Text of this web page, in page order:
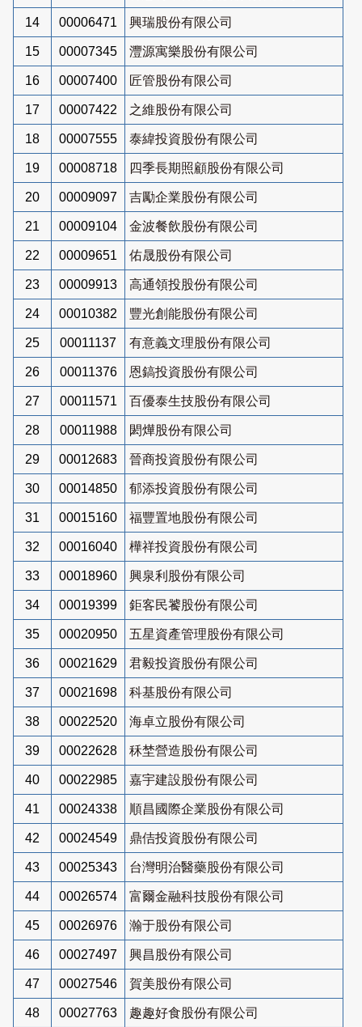
14 00006471 興瑞股份有限公司
15 00007345 灃源寓樂股份有限公司
16 00007400 匠管股份有限公司
17 00007422 之維股份有限公司
18 00007555 泰緯投資股份有限公司
19 00008718 四季長期照顧股份有限公司
20 00009097 吉勵企業股份有限公司
21 00009104 金波餐飲股份有限公司
22 00009651 佑晟股份有限公司
23 00009913 高通領投股份有限公司
24 00010382 豐光創能股份有限公司
25 00011137 有意義文理股份有限公司
26 00011376 恩鎬投資股份有限公司
27 00011571 百優泰生技股份有限公司
28 00011988 閎燁股份有限公司
29 00012683 晉商投資股份有限公司
30 00014850 郁添投資股份有限公司
31 00015160 福豐置地股份有限公司
32 00016040 樺祥投資股份有限公司
33 00018960 興泉利股份有限公司
34 00019399 鉅客民饕股份有限公司
35 00020950 五星資產管理股份有限公司
36 00021629 君毅投資股份有限公司
37 00021698 科基股份有限公司
38 00022520 海卓立股份有限公司
39 00022628 秝埜營造股份有限公司
40 00022985 嘉宇建設股份有限公司
41 00024338 順昌國際企業股份有限公司
42 00024549 鼎佶投資股份有限公司
43 00025343 台灣明治醫藥股份有限公司
44 00026574 富爾金融科技股份有限公司
45 00026976 瀚于股份有限公司
46 00027497 興昌股份有限公司
47 00027546 賀美股份有限公司
48 00027763 趣趣好食股份有限公司